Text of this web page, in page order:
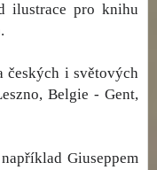
ilustrace pro knihu
českých i světových
Belgie - Gent,
Giuseppem